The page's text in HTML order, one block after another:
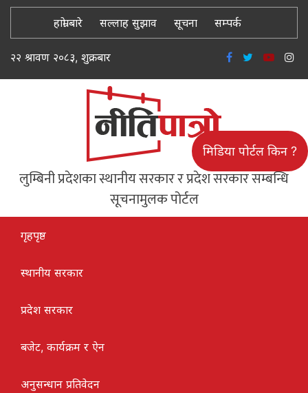
हाम्रो बारे सल्लाह सुझाव सूचना सम्पर्क
२२ श्रावण २०८३, शुक्रबार
लुम्बिनी प्रदेशका स्थानीय सरकार र प्रदेश सरकार सम्बन्धि
सूचनामुलक पोर्टल
मिडिया पोर्टल किन ?
गृहपृष्ठ
स्थानीय सरकार
प्रदेश सरकार
बजेट, कार्यक्रम र ऐन
अनुसन्धान प्रतिवेदन